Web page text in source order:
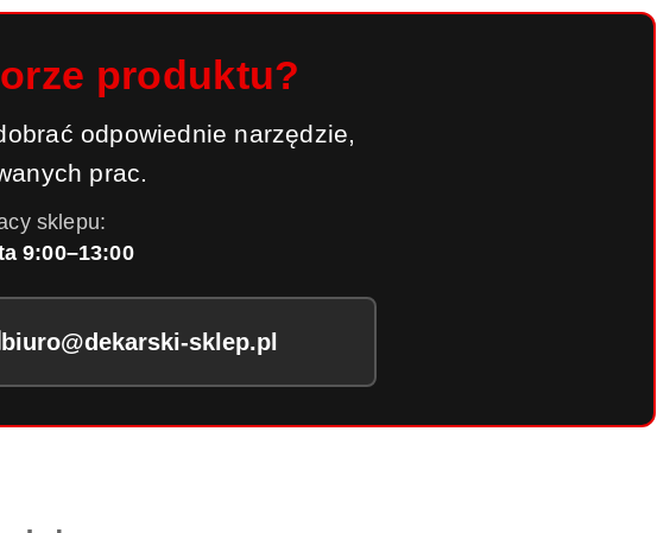
produktu?
odpowiednie narzędzie,
prac.
sklepu:
9:00–13:00
biuro@dekarski-sklep.pl